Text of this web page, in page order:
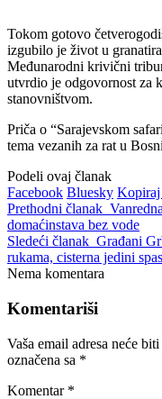
Tokom gotovo
izgubilo je život u
Međunarodni krivični
utvrdio je odgovornost za
stanovništvom.
Priča o “Sarajevskom
tema vezanih za rat u
Podeli ovaj članak
Facebook Bluesky
Prethodni članak
domaćinstava bez vode
Sledeći članak Građani
rukama, cisterna jedini spas
Nema komentara
Komentariši
Vaša email adresa neće
označena sa *
Komentar *